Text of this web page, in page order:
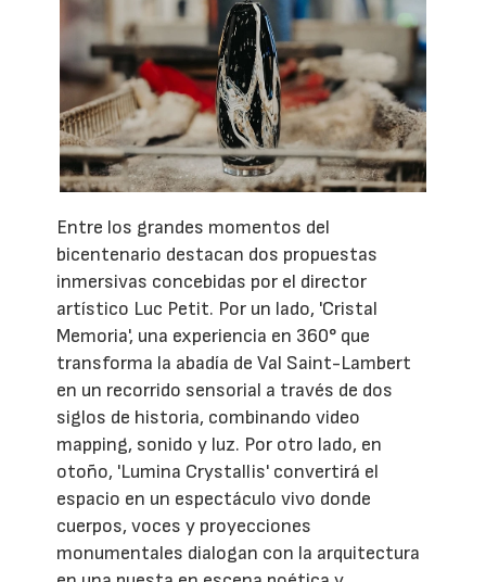
Entre los grandes momentos del
bicentenario destacan dos propuestas
inmersivas concebidas por el director
artístico Luc Petit. Por un lado, 'Cristal
Memoria', una experiencia en 360° que
transforma la abadía de Val Saint-Lambert
en un recorrido sensorial a través de dos
siglos de historia, combinando video
mapping, sonido y luz. Por otro lado, en
otoño, 'Lumina Crystallis' convertirá el
espacio en un espectáculo vivo donde
cuerpos, voces y proyecciones
monumentales dialogan con la arquitectura